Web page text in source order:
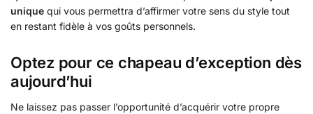
unique qui vous permettra d’affirmer votre sens du style tout
en restant fidèle à vos goûts personnels.
Optez pour ce chapeau d’exception dès
aujourd’hui
Ne laissez pas passer l’opportunité d’acquérir votre propre